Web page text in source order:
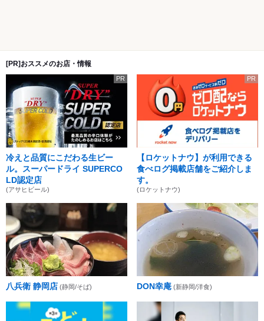
[PR]おススメのお店・情報
PR
冷えと品質にこだわる生ビー
ル。スーパードライ SUPERCO
LD認定店
(アサヒビール)
PR
【ロケットナウ】が利用できる
食べログ掲載店舗をご紹介しま
す。
(ロケットナウ)
八兵衛 静岡店 (静岡/そば) DON幸庵 (新静岡/洋食)